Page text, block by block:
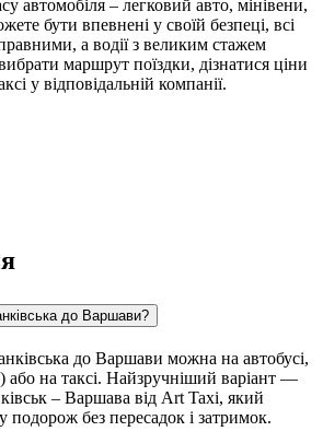
автомобіля – легковий авто, мінівени,
бути впевнені у своїй безпеці, всі
а водії з великим стажем
маршрут поїздки, дізнатися ціни
у відповідальній компанії.
до Варшави?
до Варшави можна на автобусі,
або на таксі. Найзручніший варіант —
– Варшава від Art Taxi, який
подорож без пересадок і затримок.